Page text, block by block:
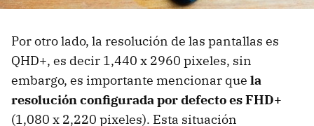
Por otro lado, la resolución de las pantallas es
QHD+, es decir 1,440 x 2960 pixeles, sin
embargo, es importante mencionar que la
resolución configurada por defecto es FHD+
(1,080 x 2,220 pixeles). Esta situación